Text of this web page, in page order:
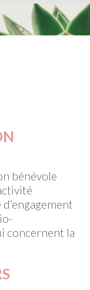
bénévole
concernent la